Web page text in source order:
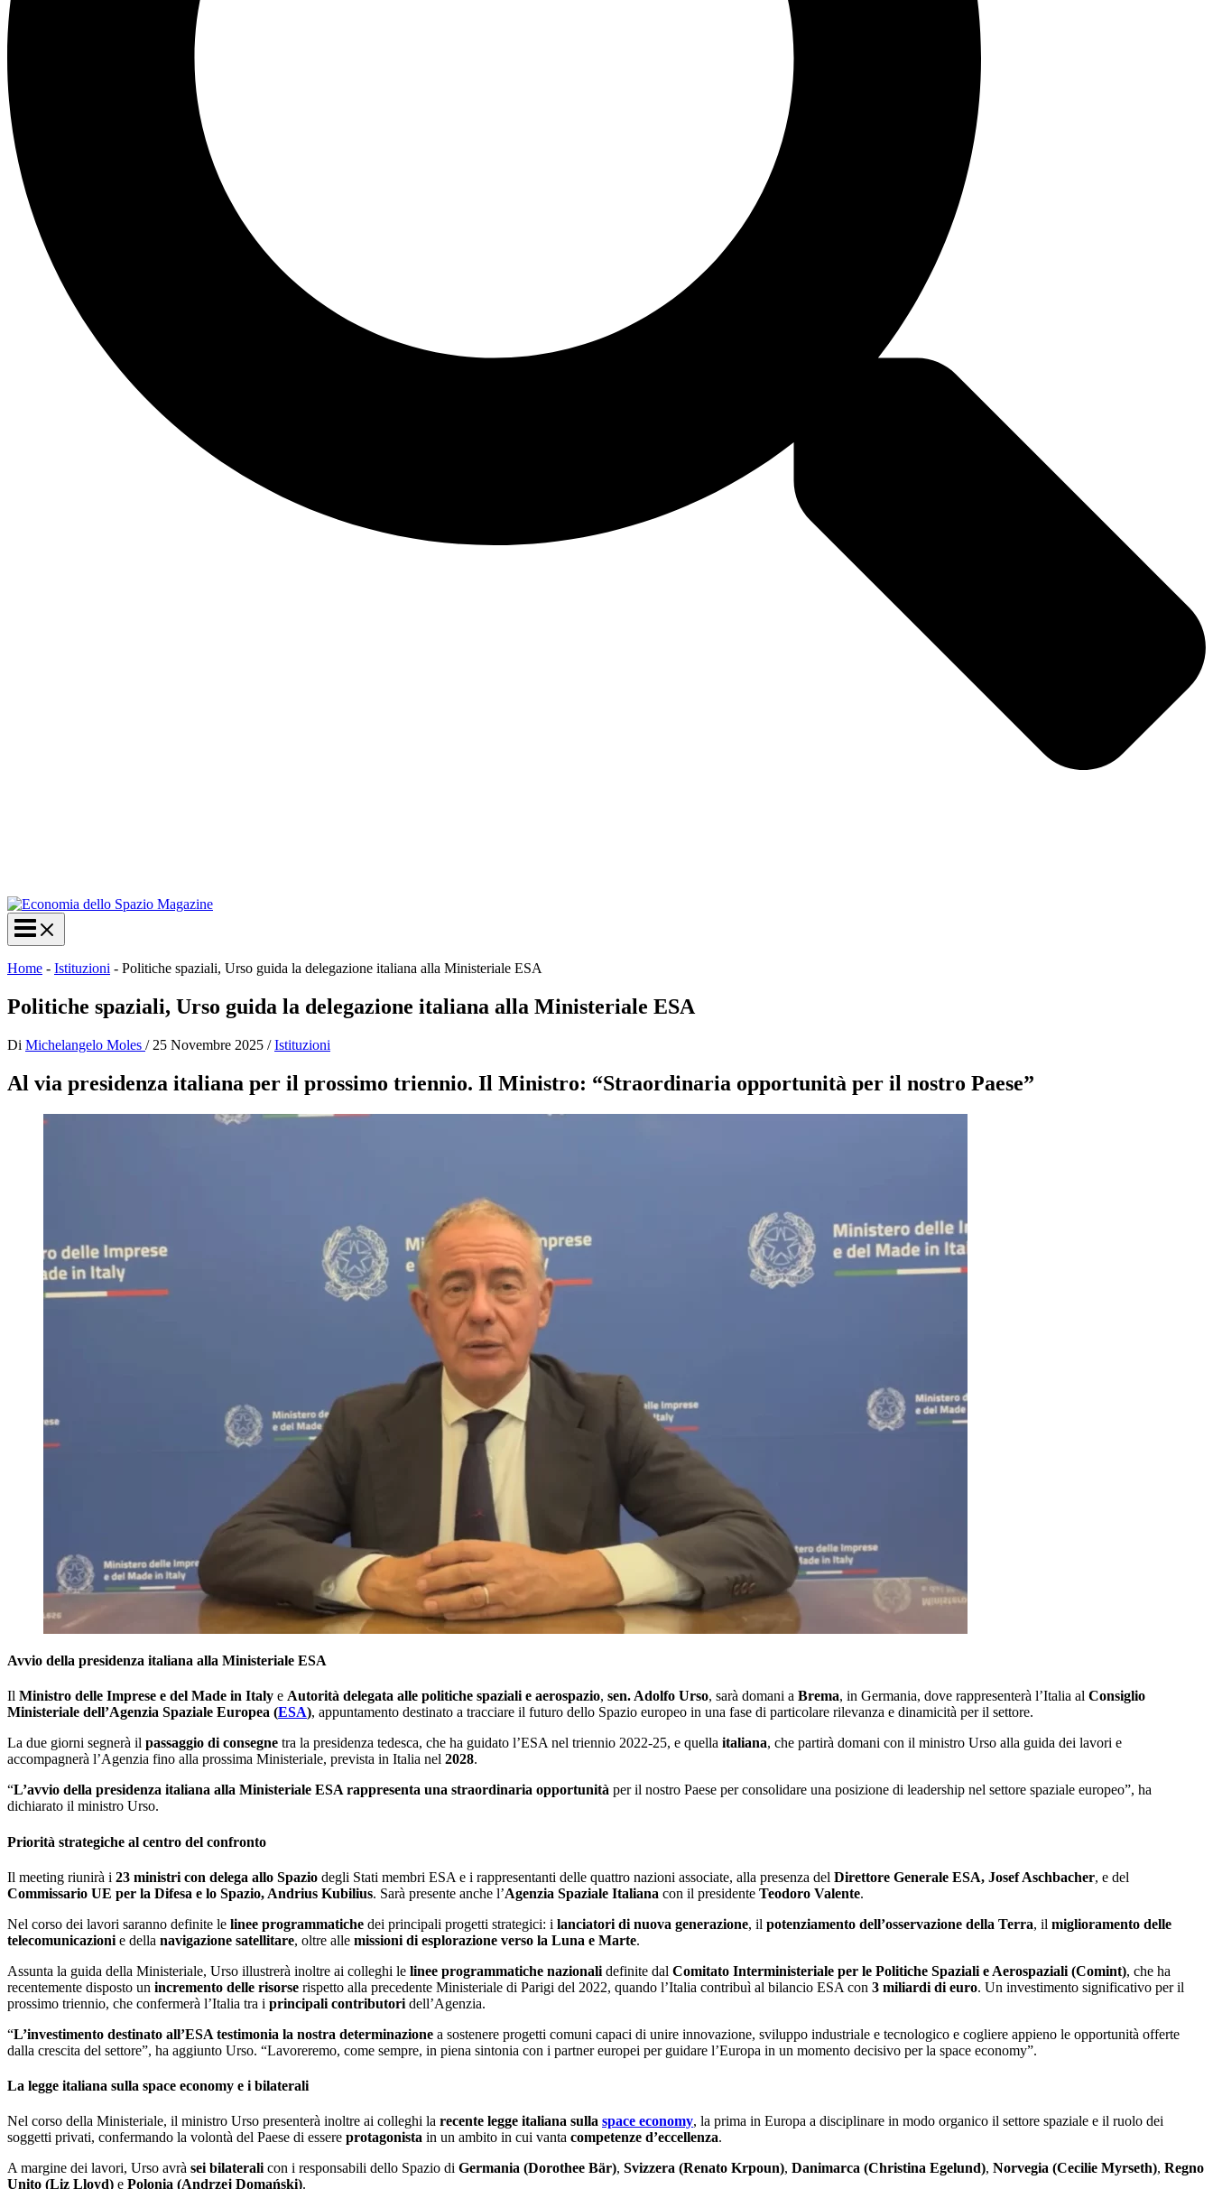
Home - Istituzioni - Politiche spaziali, Urso guida la delegazione italiana alla Ministeriale ESA
Politiche spaziali, Urso guida la delegazione italiana alla Ministeriale ESA
Di Michelangelo Moles / 25 Novembre 2025 /Istituzioni
Al via presidenza italiana per il prossimo triennio. Il Ministro: “Straordinaria opportunità per il nostro Paese”
Avvio della presidenza italiana alla Ministeriale ESA
Il Ministro delle Imprese e del Made in Italy e Autorità delegata alle politiche spaziali e aerospazio, sen. Adolfo Urso, sarà domani a Brema, in Germania, dove rappresenterà l’Italia al Consiglio
Ministeriale dell’Agenzia Spaziale Europea (ESA), appuntamento destinato a tracciare il futuro dello Spazio europeo in una fase di particolare rilevanza e dinamicità per il settore.
La due giorni segnerà il passaggio di consegne tra la presidenza tedesca, che ha guidato l’ESA nel triennio 2022-25, e quella italiana, che partirà domani con il ministro Urso alla guida dei lavori e
accompagnerà l’Agenzia fino alla prossima Ministeriale, prevista in Italia nel 2028.
“L’avvio della presidenza italiana alla Ministeriale ESA rappresenta una straordinaria opportunità per il nostro Paese per consolidare una posizione di leadership nel settore spaziale europeo”, ha
dichiarato il ministro Urso.
Priorità strategiche al centro del confronto
Il meeting riunirà i 23 ministri con delega allo Spazio degli Stati membri ESA e i rappresentanti delle quattro nazioni associate, alla presenza del Direttore Generale ESA, Josef Aschbacher, e del
Commissario UE per la Difesa e lo Spazio, Andrius Kubilius. Sarà presente anche l’Agenzia Spaziale Italiana con il presidente Teodoro Valente.
Nel corso dei lavori saranno definite le linee programmatiche dei principali progetti strategici: i lanciatori di nuova generazione, il potenziamento dell’osservazione della Terra, il miglioramento delle
telecomunicazioni e della navigazione satellitare, oltre alle missioni di esplorazione verso la Luna e Marte.
Assunta la guida della Ministeriale, Urso illustrerà inoltre ai colleghi le linee programmatiche nazionali definite dal Comitato Interministeriale per le Politiche Spaziali e Aerospaziali (Comint), che ha
recentemente disposto un incremento delle risorse rispetto alla precedente Ministeriale di Parigi del 2022, quando l’Italia contribuì al bilancio ESA con 3 miliardi di euro. Un investimento significativo per il
prossimo triennio, che confermerà l’Italia tra i principali contributori dell’Agenzia.
“L’investimento destinato all’ESA testimonia la nostra determinazione a sostenere progetti comuni capaci di unire innovazione, sviluppo industriale e tecnologico e cogliere appieno le opportunità offerte
dalla crescita del settore”, ha aggiunto Urso. “Lavoreremo, come sempre, in piena sintonia con i partner europei per guidare l’Europa in un momento decisivo per la space economy”.
La legge italiana sulla space economy e i bilaterali
Nel corso della Ministeriale, il ministro Urso presenterà inoltre ai colleghi la recente legge italiana sulla space economy, la prima in Europa a disciplinare in modo organico il settore spaziale e il ruolo dei
soggetti privati, confermando la volontà del Paese di essere protagonista in un ambito in cui vanta competenze d’eccellenza.
A margine dei lavori, Urso avrà sei bilateralicon i responsabili dello Spazio di Germania (Dorothee Bär), Svizzera (Renato Krpoun), Danimarca (Christina Egelund), Norvegia (Cecilie Myrseth), Regno
Unito (Liz Lloyd) e Polonia (Andrzej Domański).